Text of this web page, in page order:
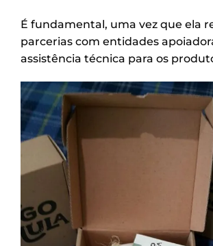
É fundamental, uma vez que ela
parcerias com entidades
assistência técnica para os